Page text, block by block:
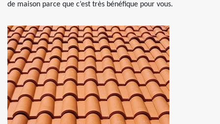
de maison parce que c’est très bénéfique pour vous.